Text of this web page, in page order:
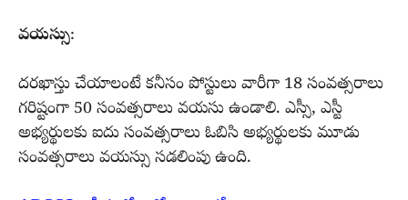
వయస్సు:
దరఖాస్తు చేయాలంటే కనీసం పోస్టులు వారీగా 18 సంవత్సరాలు
గరిష్టంగా 50 సంవత్సరాలు వయసు ఉండాలి. ఎస్సీ, ఎస్టీ
అభ్యర్థులకు ఐదు సంవత్సరాలు ఓబిసి అభ్యర్థులకు మూడు
సంవత్సరాలు వయస్సు సడలింపు ఉంది.